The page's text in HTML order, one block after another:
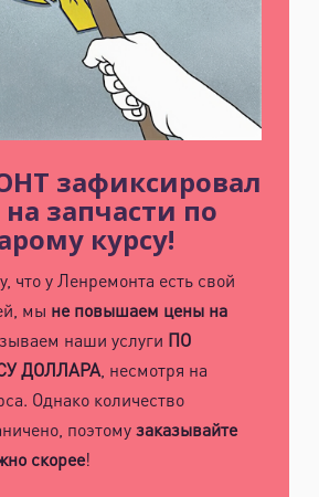
зафиксировал
запчасти по
курсу!
что у Ленремонта есть свой
мы не повышаем цены на
наши услуги ПО
ДОЛЛАРА, несмотря на
Однако количество
поэтомузаказывайте
скорее!